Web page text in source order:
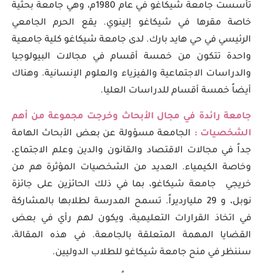
تأسست جامعة شيكاغو في عام 1980م، وهي جامعة بحثية
خاصة مقرها في شيكاغو إلينوي. يقع الحرم الجامعي
الرئيسي في حي هايد بارك. لدى جامعة شيكاغو كلية جامعية
واحدة تتكون من خمسة أقسام في مجالات البيولوجيا
والدراسات الاجتماعية والفيزياء والعلوم الإنسانية. وهناك
أيضاً خمسة أقسام للدراسات العليا.
جامعة رائدة في مجال الأبحاث وخرجت مجموعة من أهم
الشخصيات : الجامعة مسؤولة عن بعض الأبحاث الهامة
جداً في مجالات الاقتصاد والقانون والدين وعلم الاجتماع،
وخاصة الكيمياء. العديد من الشخصيات المؤثرة هم من
خريجي جامعة شيكاغو، بما في ذلك الحائزين على جائزة
نوبل، و 29 مليارديراً. تسمح المدرسة لطلابها بالمشاركة
في اتخاذ القرارات التعليمية، ويكون لهم رأي في بعض
القضايا المهمة المتعلقة بالجامعة. في هذه المقالة،
سننظر في منح جامعة شيكاغو للطلاب الدوليين.